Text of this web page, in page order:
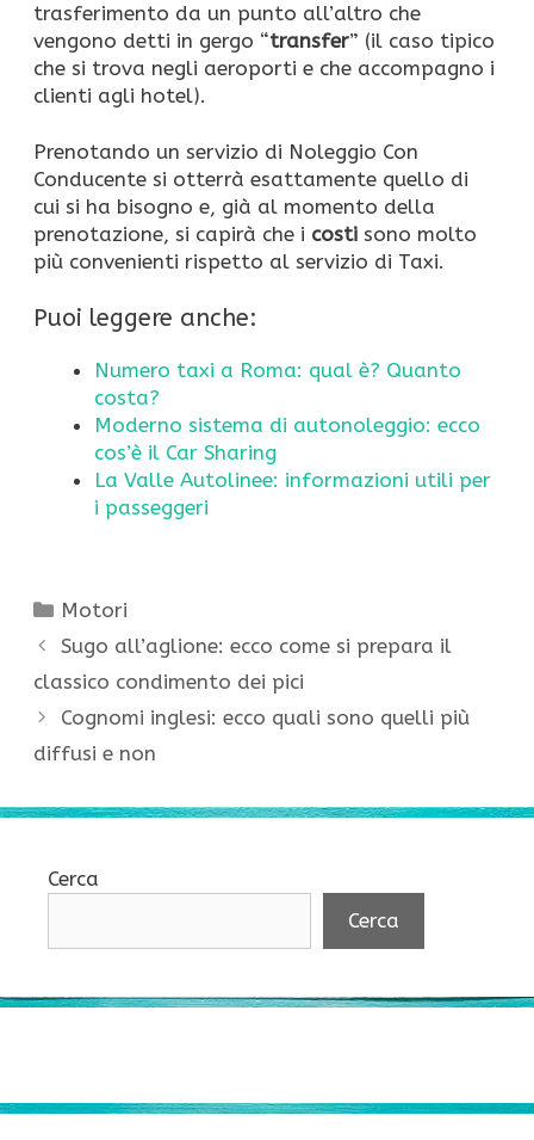
trasferimento da un punto all’altro che
vengono detti in gergo “transfer” (il caso tipico
che si trova negli aeroporti e che accompagno i
clienti agli hotel).
Prenotando un servizio di Noleggio Con
Conducente si otterrà esattamente quello di
cui si ha bisogno e, già al momento della
prenotazione, si capirà che i costi sono molto
più convenienti rispetto al servizio di Taxi.
Puoi leggere anche:
Numero taxi a Roma: qual è? Quanto
costa?
Moderno sistema di autonoleggio: ecco
cos’è il Car Sharing
La Valle Autolinee: informazioni utili per
i passeggeri
Categorie
Motori
Sugo all’aglione: ecco come si prepara il
classico condimento dei pici
Cognomi inglesi: ecco quali sono quelli più
diffusi e non
Cerca
Cerca